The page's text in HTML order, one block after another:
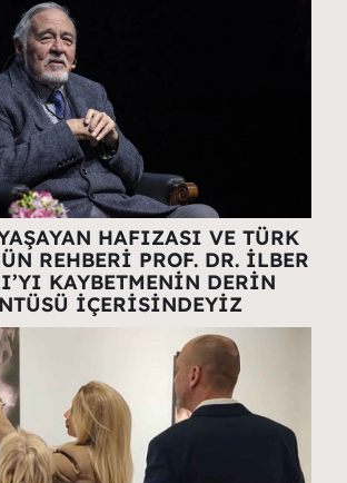
HAFIZASI VE TÜRK
REHBERİ PROF. DR. İLBER
KAYBETMENİN DERİN
İÇERİSİNDEYİZ